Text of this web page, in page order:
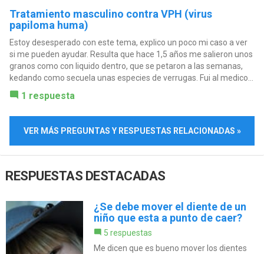
Tratamiento masculino contra VPH (virus
papiloma huma)
Estoy desesperado con este tema, explico un poco mi caso a ver
si me pueden ayudar. Resulta que hace 1,5 años me salieron unos
granos como con liquido dentro, que se petaron a las semanas,
kedando como secuela unas especies de verrugas. Fui al medico...
1 respuesta
VER MÁS PREGUNTAS Y RESPUESTAS RELACIONADAS »
RESPUESTAS DESTACADAS
¿Se debe mover el diente de un
niño que esta a punto de caer?
5 respuestas
Me dicen que es bueno mover los dientes